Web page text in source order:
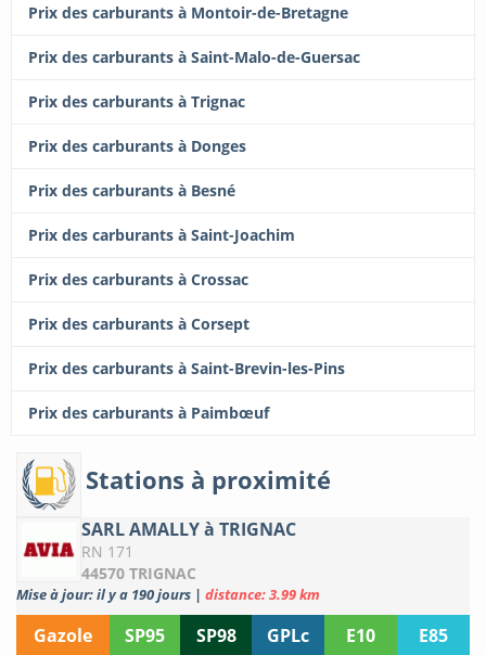
Prix des carburants à Montoir-de-Bretagne
Prix des carburants à Saint-Malo-de-Guersac
Prix des carburants à Trignac
Prix des carburants à Donges
Prix des carburants à Besné
Prix des carburants à Saint-Joachim
Prix des carburants à Crossac
Prix des carburants à Corsept
Prix des carburants à Saint-Brevin-les-Pins
Prix des carburants à Paimbœuf
Stations à proximité
SARL AMALLY à TRIGNAC
RN 171
44570 TRIGNAC
Mise à jour: il y a 190 jours | distance: 3.99 km
Gazole SP95 SP98 GPLc E10
E85